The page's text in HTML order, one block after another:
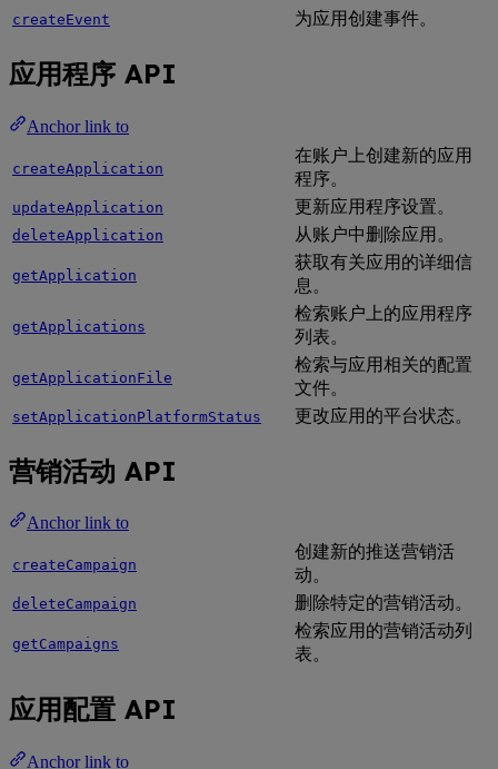
createEvent 为应用创建事件。
应用程序 API
Anchor link to
createApplication
在账户上创建新的应用
程序。
updateApplication 更新应用程序设置。
deleteApplication 从账户中删除应用。
getApplication
获取有关应用的详细信
息。
getApplications
检索账户上的应用程序
列表。
getApplicationFile
检索与应用相关的配置
文件。
setApplicationPlatformStatus 更改应用的平台状态。
营销活动 API
Anchor link to
createCampaign
创建新的推送营销活
动。
deleteCampaign 删除特定的营销活动。
getCampaigns
检索应用的营销活动列
表。
应用配置 API
Anchor link to